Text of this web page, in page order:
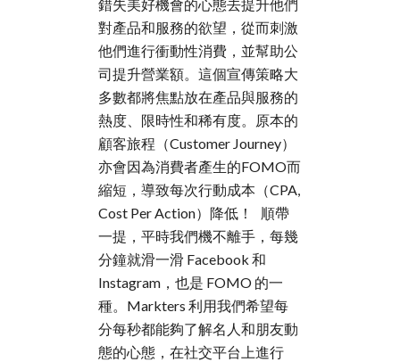
錯失美好機會的心態去提升他們
對產品和服務的欲望，從而刺激
他們進行衝動性消費，並幫助公
司提升營業額。這個宣傳策略大
多數都將焦點放在產品與服務的
熱度、限時性和稀有度。原本的
顧客旅程（Customer Journey）
亦會因為消費者產生的FOMO而
縮短，導致每次行動成本（CPA,
Cost Per Action）降低！ 順帶
一提，平時我們機不離手，每幾
分鐘就滑一滑 Facebook 和
Instagram，也是 FOMO 的一
種。Markters 利用我們希望每
分每秒都能夠了解名人和朋友動
態的心態，在社交平台上進行